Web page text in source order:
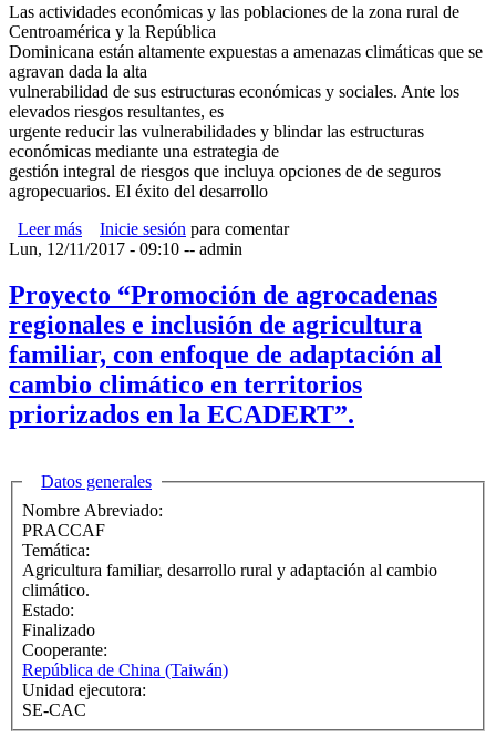
Las actividades económicas y las poblaciones de la zona rural de
Centroamérica y la República
Dominicana están altamente expuestas a amenazas climáticas que se
agravan dada la alta
vulnerabilidad de sus estructuras económicas y sociales. Ante los
elevados riesgos resultantes, es
urgente reducir las vulnerabilidades y blindar las estructuras
económicas mediante una estrategia de
gestión integral de riesgos que incluya opciones de de seguros
agropecuarios. El éxito del desarrollo
Leer más sobre Gestión integral de riesgos y seguros agropecuarios
en Centroamérica y la República Dominicana: Situación
Inicie sesión para comentar
Lun, 12/11/2017 - 09:10 -- admin
Proyecto “Promoción de agrocadenas
regionales e inclusión de agricultura
familiar, con enfoque de adaptación al
cambio climático en territorios
priorizados en la ECADERT”.
Ocultar
Datos generales
Nombre Abreviado:
PRACCAF
Temática:
Agricultura familiar, desarrollo rural y adaptación al cambio
climático.
Estado:
Finalizado
Cooperante:
República de China (Taiwán)
Unidad ejecutora:
SE-CAC